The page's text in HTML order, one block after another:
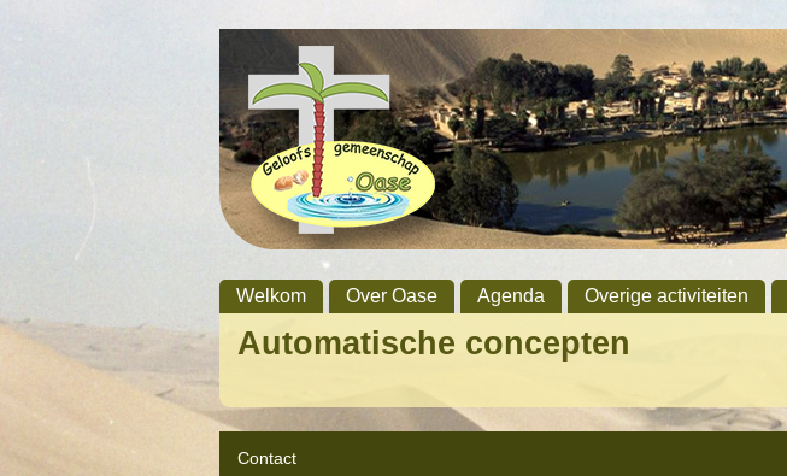
Welkom Over Oase Agenda Overige activiteiten
Automatische concepten
Contact